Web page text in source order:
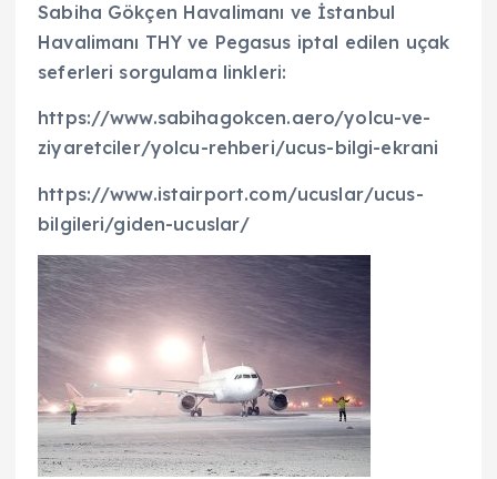
Sabiha Gökçen Havalimanı ve İstanbul
Havalimanı THY ve Pegasus iptal edilen uçak
seferleri sorgulama linkleri:
https://www.sabihagokcen.aero/yolcu-ve-
ziyaretciler/yolcu-rehberi/ucus-bilgi-ekrani
https://www.istairport.com/ucuslar/ucus-
bilgileri/giden-ucuslar/